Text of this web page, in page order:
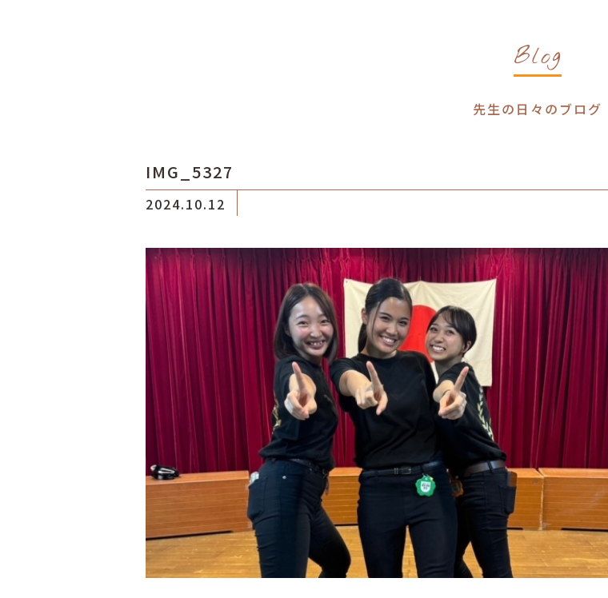
Blog
先生の日々のブログ
IMG_5327
2024.10.12